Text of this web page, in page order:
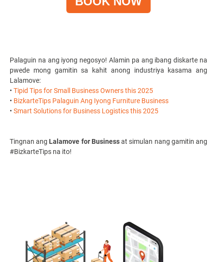
Palaguin na ang iyong negosyo! Alamin pa ang ibang diskarte na
pwede mong gamitin sa kahit anong industriya kasama ang
Lalamove:
• Tipid Tips for Small Business Owners this 2025
• BizkarteTips Palaguin Ang Iyong Furniture Business
• Smart Solutions for Business Logistics this 2025
Tingnan ang Lalamove for Business at simulan nang gamitin ang
#BizkarteTips na ito!